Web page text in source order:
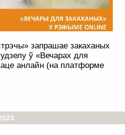
запрашае закаханых
ў «Вечарах для
анлайн (на платформе